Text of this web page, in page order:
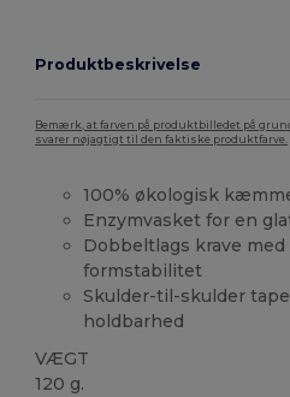
Produktbeskrivelse
Bemærk, at farven på produktbilledet på
svarer nøjagtigt til den faktiske produktfarve.
100% økologisk
Enzymvasket for en
Dobbeltlags krave med
formstabilitet
Skulder-til-skulder
holdbarhed
VÆGT
120 g.